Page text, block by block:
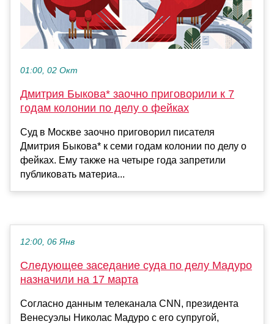
01:00, 02 Окт
Дмитрия Быкова* заочно приговорили к 7
годам колонии по делу о фейках
Суд в Москве заочно приговорил писателя
Дмитрия Быкова* к семи годам колонии по делу о
фейках. Ему также на четыре года запретили
публиковать материа...
12:00, 06 Янв
Следующее заседание суда по делу Мадуро
назначили на 17 марта
Согласно данным телеканала CNN, президента
Венесуэлы Николас Мадуро с его супругой,